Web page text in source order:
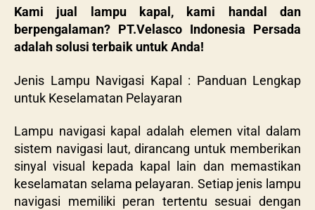
Kami jual lampu kapal, kami handal dan
berpengalaman? PT.Velasco Indonesia Persada
adalah solusi terbaik untuk Anda!
Jenis Lampu Navigasi Kapal : Panduan Lengkap
untuk Keselamatan Pelayaran
Lampu navigasi kapal adalah elemen vital dalam
sistem navigasi laut, dirancang untuk memberikan
sinyal visual kepada kapal lain dan memastikan
keselamatan selama pelayaran. Setiap jenis lampu
navigasi memiliki peran tertentu sesuai dengan